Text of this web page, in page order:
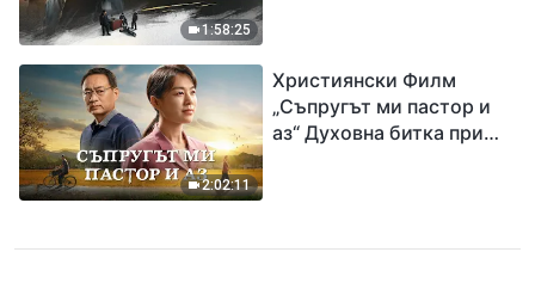
1:58:25
Исус
2:02:11
Християнски Филм
„Съпругът ми пастор и
аз“ Духовна битка при